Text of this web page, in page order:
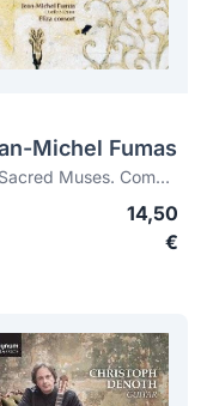
Michel Fumas
Ye Sacred Muses. Complaintes, élégies et chansons
14,50
€